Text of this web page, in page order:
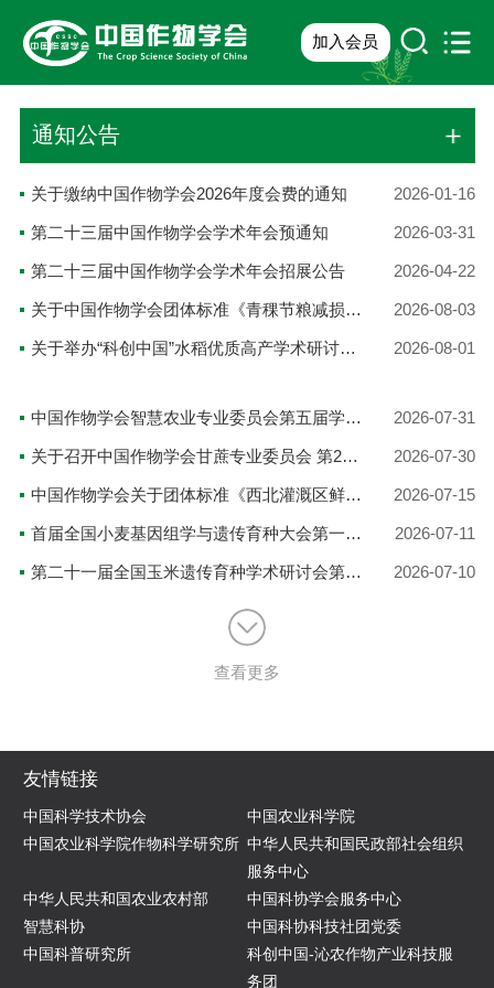
加入会员
通知公告
关于缴纳中国作物学会2026年度会费的通知 2026-01-16
第二十三届中国作物学会学术年会预通知 2026-03-31
第二十三届中国作物学会学术年会招展公告 2026-04-22
关于中国作物学会团体标准《青稞节粮减损生产技术规范》发布公告 2026-08-03
关于举办“科创中国”水稻优质高产学术研讨及现场观摩会的通知 2026-08-01
中国作物学会智慧农业专业委员会第五届学术年会第三轮通知 2026-07-31
关于召开中国作物学会甘蔗专业委员会 第20届学术年会的通知 2026-07-30
中国作物学会关于团体标准《西北灌溉区鲜食糯玉米绿色丰产栽培技术规程》立项的公告 2026-07-15
首届全国小麦基因组学与遗传育种大会第一轮通知 2026-07-11
第二十一届全国玉米遗传育种学术研讨会第二轮通知 2026-07-10
查看更多
友情链接
中国科学技术协会
中国农业科学院
中国农业科学院作物科学研究所 中华人民共和国民政部社会组织
服务中心
中华人民共和国农业农村部
中国科协学会服务中心
智慧科协
中国科协科技社团党委
中国科普研究所
科创中国-沁农作物产业科技服
务团